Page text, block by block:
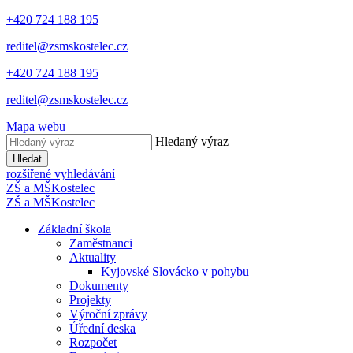
+420 724 188 195
reditel@zsmskostelec.cz
+420 724 188 195
reditel@zsmskostelec.cz
Mapa webu
Hledaný výraz
Hledat
rozšířené vyhledávání
ZŠ a MŠKostelec
ZŠ a MŠKostelec
Základní škola
Zaměstnanci
Aktuality
Kyjovské Slovácko v pohybu
Dokumenty
Projekty
Výroční zprávy
Úřední deska
Rozpočet